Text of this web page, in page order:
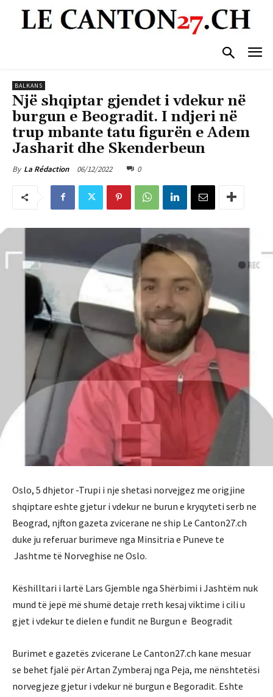
BALKANS
Një shqiptar gjendet i vdekur në
burgun e Beogradit. I ndjeri në
trup mbante tatu figurën e Adem
Jasharit dhe Skenderbeun
By La Rédaction 06/12/2022 0
Oslo, 5 dhjetor -Trupi i nje shetasi norvejgez me origjine
shqiptare eshte gjetur i vdekur ne burun e kryqyteti serb ne
Beograd, njfton gazeta zvicerane ne ship Le Canton27.ch
duke ju referuar burimeve nga Minsitria e Puneve te
Jashtme të Norveghise ne Oslo.
Këshilltari i lartë Lars Gjemble nga Shërbimi i Jashtëm nuk
mund të jepë më shumë detaje rreth kesaj viktime i cili u
gjet i vdekur te dielen e fundit ne Burgun e Beogradit
Burimet e gazetës zvicerane Le Canton27.ch kane mesuar
se behet fjalë për Artan Zymberaj nga Peja, me nënshtetësi
norvegjeze gjetur i vdekur në burgun e Begoradit. Eshte